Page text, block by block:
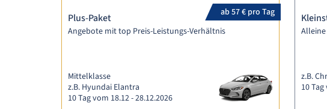
ab 57 € pro Tag
Plus-Paket
Angebote mit top Preis-Leistungs-Verhältnis
Mittelklasse
z.B. Hyundai Elantra
10 Tag vom 18.12 - 28.12.2026
z.B.
10